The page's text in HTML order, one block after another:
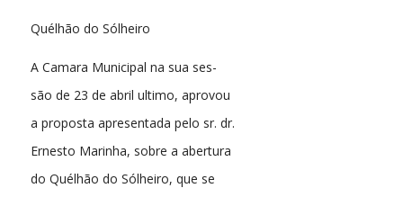
Quélhão do Sólheiro
A Camara Municipal na sua ses-
são de 23 de abril ultimo, aprovou
a proposta apresentada pelo sr. dr.
Ernesto Marinha, sobre a abertura
do Quélhão do Sólheiro, que se